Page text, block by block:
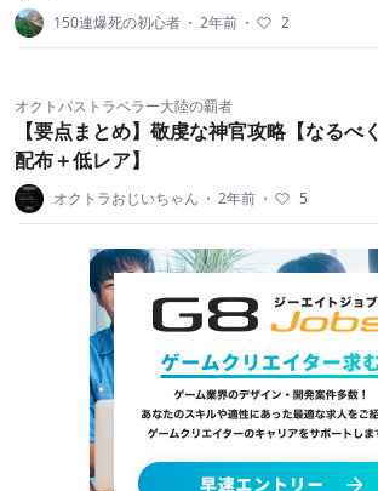
150連爆死の初心者 ・ 2年前 ・ 2
オクトパストラベラー大陸の覇者
【要点まとめ】敬虔な神官攻略【なるべく
配布＋低レア】
オクトラおじいちゃん ・ 2年前 ・ 5